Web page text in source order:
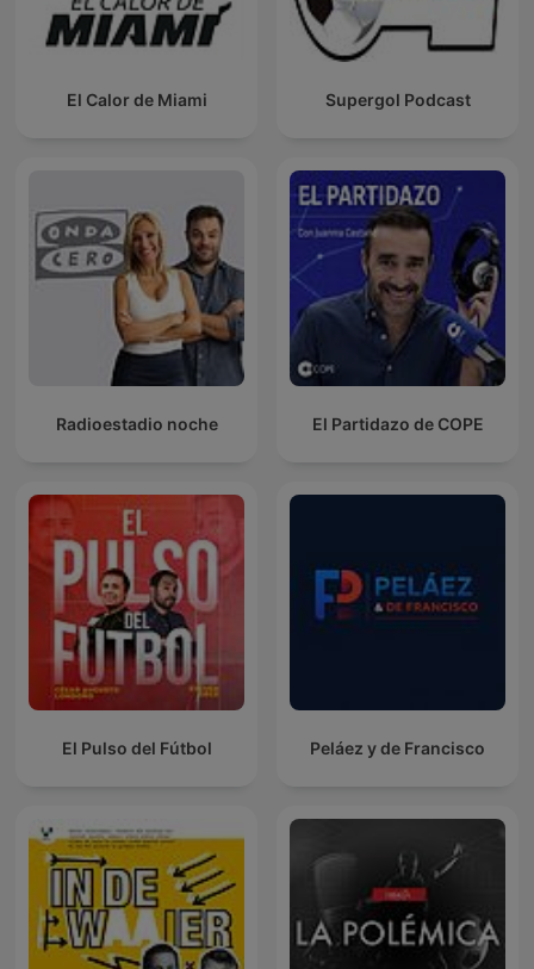
El Calor de Miami Supergol Podcast
Radioestadio noche El Partidazo de COPE
El Pulso del Fútbol Peláez y de Francisco